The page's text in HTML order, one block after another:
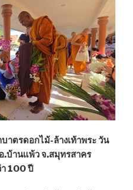
าตรดอกไม้-ล้างเท้าพระ วัน
.บ้านแพ้ว จ.สมุทรสาคร
100 ปี